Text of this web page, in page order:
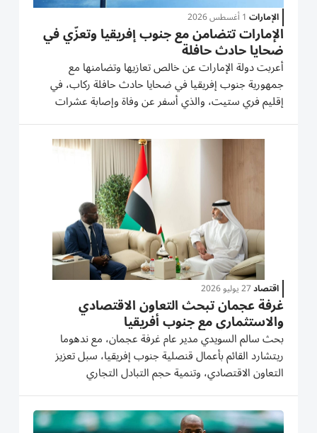
الإمارات 1 أغسطس 2026
الإمارات تتضامن مع جنوب إفريقيا وتعزّي في
ضحايا حادث حافلة
أعربت دولة الإمارات عن خالص تعازيها وتضامنها مع
جمهورية جنوب إفريقيا في ضحايا حادث حافلة ركاب، في
إقليم فري ستيت، والذي أسفر عن وفاة وإصابة عشرات
الأشخاص. وأعربت وزارة الخارجية، في بيان لها، عن خالص
تعازيها ومواساتها لأسر وذوي الضحايا، ولجمهورية جنوب
اقتصاد27 يوليو 2026
غرفة عجمان تبحث التعاون الاقتصادي
والاستثماري مع جنوب أفريقيا
بحث سالم السويدي مدير عام غرفة عجمان، مع ندهوما
ريتشارد القائم بأعمال قنصلية جنوب إفريقيا، سبل تعزيز
التعاون الاقتصادي، وتنمية حجم التبادل التجاري
والاستثمارات، واستكشاف فرص التعاون في قطاعات
الصناعة والسياحة والتعليم. جاء ذلك، خلال اللقاء الذي عقد
في مقر الغرفة، بحضور...